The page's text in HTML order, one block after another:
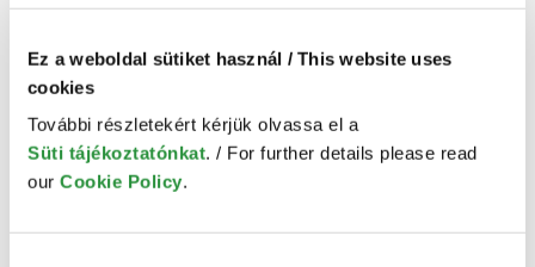
Ez a weboldal sütiket használ / This website uses
cookies
További részletekért kérjük olvassa el a
Süti tájékoztatónkat. / For further details please read
our Cookie Policy.
VÁSÁRLÁS MENETE
A fizetési folyamat során a „Rendelés megjegyzés” ablak
kitöltésével külön is tud üzenni kollégáinknak, ha a dokumentum jogi
szempontok alapján, esetleg konkrét kérdések mentén kéri.